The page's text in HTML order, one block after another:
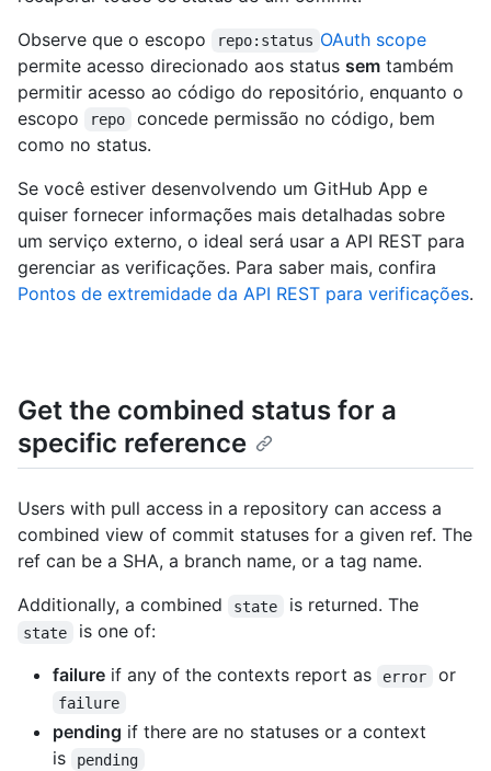
Observe que o escopo
repo:status OAuth scope
permite acesso direcionado aos status sem também
permitir acesso ao código do repositório, enquanto o
escopo
repo
concede permissão no código, bem
como no status.
Se você estiver desenvolvendo um GitHub App e
quiser fornecer informações mais detalhadas sobre
um serviço externo, o ideal será usar a API REST para
gerenciar as verificações. Para saber mais, confira
Pontos de extremidade da API REST para verificações.
Get the combined status for a
specific reference
Users with pull access in a repository can access a
combined view of commit statuses for a given ref. The
ref can be a SHA, a branch name, or a tag name.
Additionally, a combined
state is returned. The
state
is one of:
failure if any of the contexts report as error or
failure
pending if there are no statuses or a context
is
pending